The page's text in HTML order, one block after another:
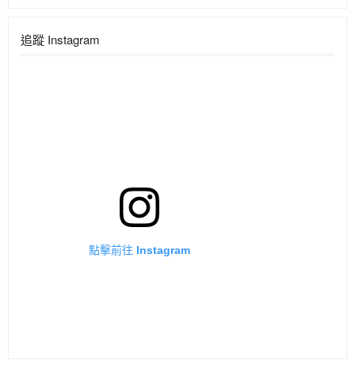
追蹤 Instagram
點擊前往 Instagram